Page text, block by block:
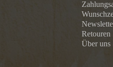
Retouren
Über uns